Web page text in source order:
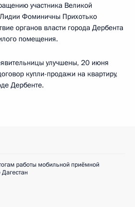
участника Великой
Фоминичны Прихотько
органов власти города Дербента
помещения.
улучшены, 20 июня
купли-продажи на квартиру,
Дербенте.
работы мобильной приёмной